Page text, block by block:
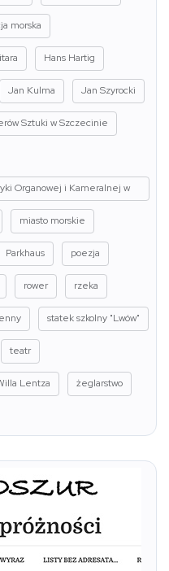
morska
Hans Hartig
Jan Kulma Jan Szyrocki
Sztuki w Szczecinie
Organowej i Kameralnej w
miasto morskie
Parkhaus poezja
rower rzeka
statek szkolny "Lwów"
teatr
Lentza żeglarstwo